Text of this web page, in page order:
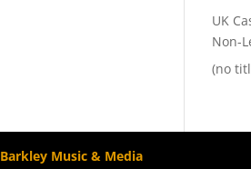
UK
Non-
(no
Barkley Music & Media